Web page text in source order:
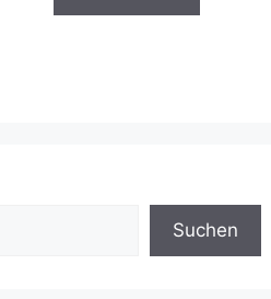
Suchen